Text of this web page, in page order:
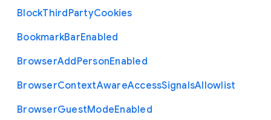
BlockThirdPartyCookies
BookmarkBarEnabled
BrowserAddPersonEnabled
BrowserContextAwareAccessSignalsAllowlist
BrowserGuestModeEnabled